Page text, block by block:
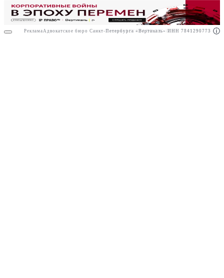
РекламаАО"ПРАВО.РУ" ИНН: 7708095468
Реклама Адвокатское бюро Санкт-Петербурга «Вертикаль» ИНН 7841290773